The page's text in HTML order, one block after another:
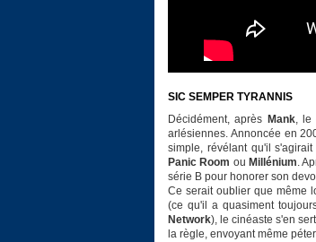
SIC SEMPER TYRANNIS
Décidément, après Mank, le
arlésiennes. Annoncée en
simple, révélant qu'il
Panic Room ou Millénium.
série B pour honorer son
Ce serait oublier que même
(ce qu'il a quasiment
Network), le cinéaste s'en
la règle, envoyant même